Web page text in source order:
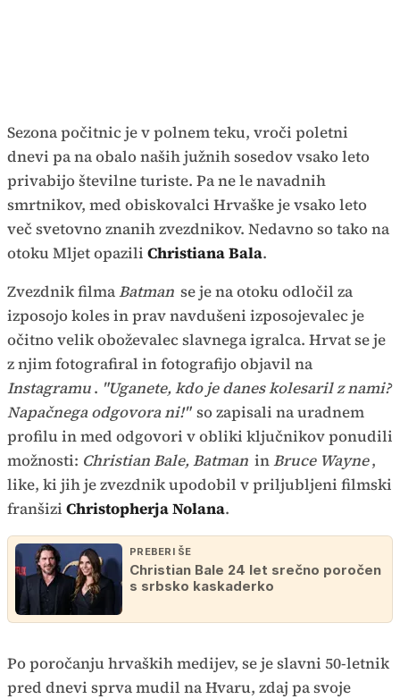
Sezona počitnic je v polnem teku, vroči poletni
dnevi pa na obalo naših južnih sosedov vsako leto
privabijo številne turiste. Pa ne le navadnih
smrtnikov, med obiskovalci Hrvaške je vsako leto
več svetovno znanih zvezdnikov. Nedavno so tako na
otoku Mljet opazili Christiana Bala.
Zvezdnik filmaBatman se je na otoku odločil za
izposojo koles in prav navdušeni izposojevalec je
očitno velik oboževalec slavnega igralca. Hrvat se je
z njim fotografiral in fotografijo objavil na
Instagramu. "Uganete, kdo je danes kolesaril z nami?
Napačnega odgovora ni!" so zapisali na uradnem
profilu in med odgovori v obliki ključnikov ponudili
možnosti: Christian Bale, Batman inBruce Wayne,
like, ki jih je zvezdnik upodobil v priljubljeni filmski
franšizi Christopherja Nolana.
PREBERI ŠE
Christian Bale 24 let srečno poročen
s srbsko kaskaderko
Po poročanju hrvaških medijev, se je slavni 50-letnik
pred dnevi sprva mudil na Hvaru, zdaj pa svoje